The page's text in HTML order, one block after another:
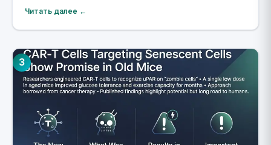
Читать далее ←
3